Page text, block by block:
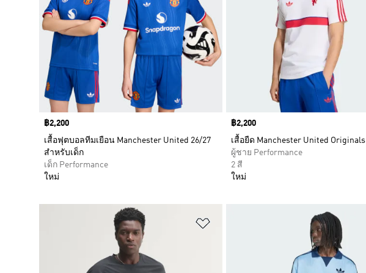
Price
฿2,200
เสื้อฟุตบอลทีมเยือน Manchester United 26/27
สำหรับเด็ก
เด็ก Performance
ใหม่
Price
฿2,200
เสื้อยืด Manchester United Originals
ผู้ชาย Performance
2 สี
ใหม่
เพิ่มไปยังรายการสินค้าโปรด